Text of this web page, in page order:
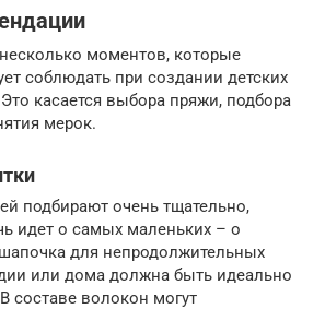
моментов, которые
соблюдать при создании детских
касается выбора пряжи, подбора
мерок.
подбирают очень тщательно,
идет о самых маленьких – о
для непродолжительных
или дома должна быть идеально
составе волокон могут